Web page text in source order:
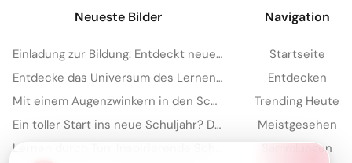
Neueste Bilder
Einladung zur Bildung: Entdeckt neue Welten mit diesem Bild für Instagram!
Entdecke das Universum des Lernens: Motivierende Schulstart-Bilder für Telegram
Mit einem Augenzwinkern in den Schulalltag: Motivationskick für Telegram!
Ein toller Start ins neue Schuljahr? Diese Motivation teilst du per WhatsApp!
Navigation
Startseite
Entdecken
Trending Heute
Meistgesehen
Sammlungen